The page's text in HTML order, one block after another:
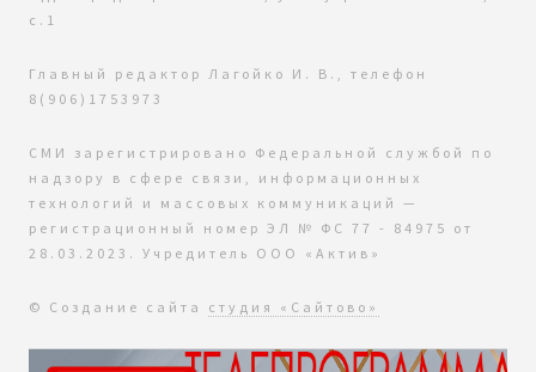
с.1
Главный редактор Лагойко И. В., телефон
8(906)1753973
СМИ зарегистрировано Федеральной службой по
надзору в сфере связи, информационных
технологий и массовых коммуникаций —
регистрационный номер ЭЛ № ФС 77 - 84975 от
28.03.2023. Учредитель ООО «Актив»
© Создание сайта студия «Сайтово»